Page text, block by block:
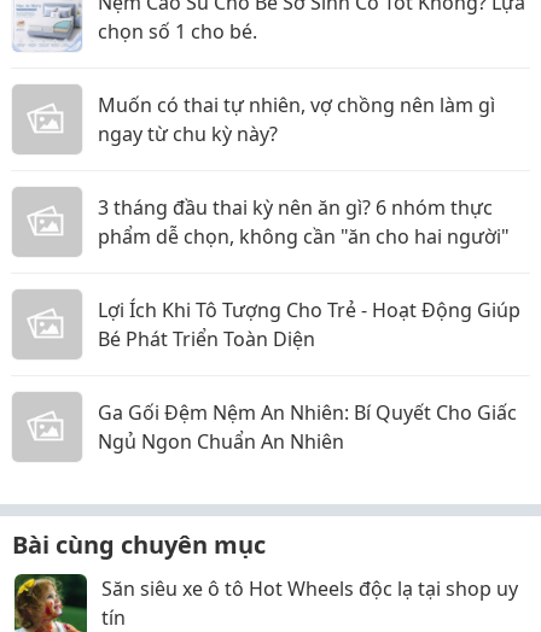
chọn số 1 cho bé.
Muốn có thai tự nhiên, vợ chồng nên làm gì
ngay từ chu kỳ này?
3 tháng đầu thai kỳ nên ăn gì? 6 nhóm thực
phẩm dễ chọn, không cần "ăn cho hai người"
Lợi Ích Khi Tô Tượng Cho Trẻ - Hoạt Động Giúp
Bé Phát Triển Toàn Diện
Ga Gối Đệm Nệm An Nhiên: Bí Quyết Cho Giấc
Ngủ Ngon Chuẩn An Nhiên
Bài cùng chuyên mục
Săn siêu xe ô tô Hot Wheels độc lạ tại shop uy
tín